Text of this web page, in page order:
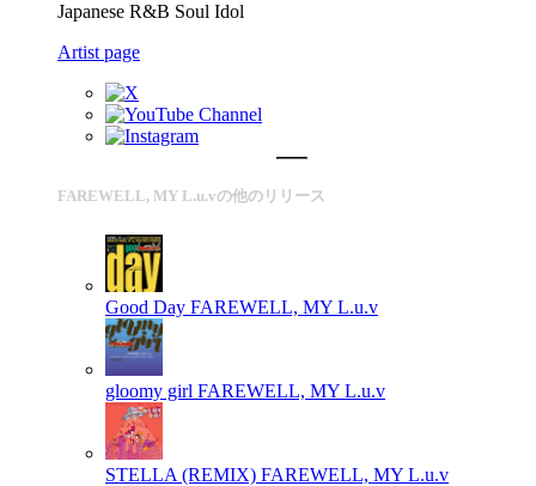
Japanese R&B Soul Idol
Artist page
FAREWELL, MY L.u.vの他のリリース
Good Day FAREWELL, MY L.u.v
gloomy girl FAREWELL, MY L.u.v
STELLA (REMIX) FAREWELL, MY L.u.v